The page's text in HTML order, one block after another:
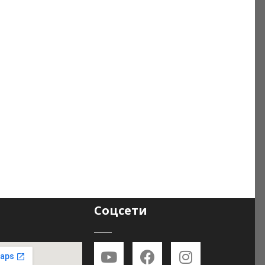
измерения через покрытие
Соцсети